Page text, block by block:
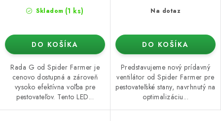
Skladom (1 ks)
DO KOŠÍKA
Rada G od Spider Farmer je
cenovo dostupná a zároveň
vysoko efektívna voľba pre
pestovateľov. Tento LED...
Na dotaz
DO KOŠÍKA
Predstavujeme nový prídavný
ventilátor od Spider Farmer pre
pestovateľské stany, navrhnutý na
optimalizáciu...